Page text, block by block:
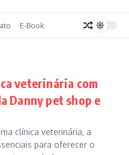
E-Book
veterinária com
Danny pet shop e
clínica veterinária, a
para oferecer o